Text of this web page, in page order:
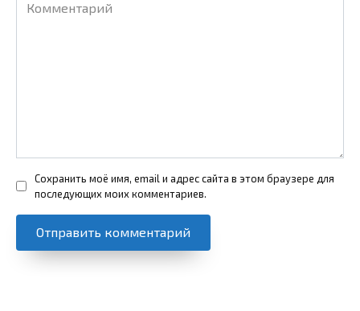
Сохранить моё имя, email и адрес сайта в этом браузере для
последующих моих комментариев.